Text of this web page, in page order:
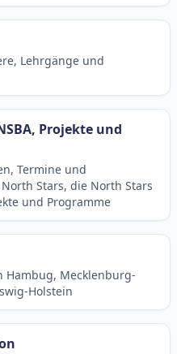
Lehrgänge und
Projekte und
Termine und
Stars, die North Stars
und Programme
Hambug, Mecklenburg-
Holstein